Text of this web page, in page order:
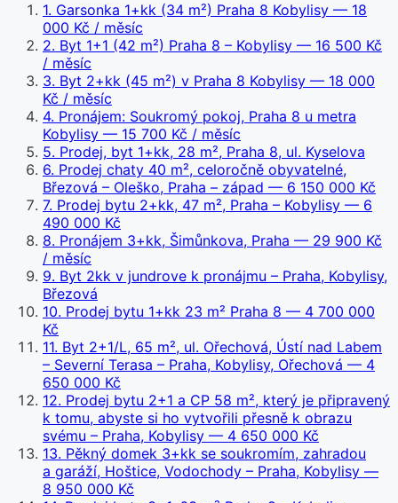
1. Garsonka 1+kk (34 m²) Praha 8 Kobylisy — 18
000 Kč / měsíc
2. Byt 1+1 (42 m²) Praha 8 – Kobylisy — 16 500 Kč
/ měsíc
3. Byt 2+kk (45 m²) v Praha 8 Kobylisy — 18 000
Kč / měsíc
4. Pronájem: Soukromý pokoj, Praha 8 u metra
Kobylisy — 15 700 Kč / měsíc
5. Prodej, byt 1+kk, 28 m², Praha 8, ul. Kyselova
6. Prodej chaty 40 m², celoročně obyvatelné,
Březová – Oleško, Praha – západ — 6 150 000 Kč
7. Prodej bytu 2+kk, 47 m², Praha – Kobylisy — 6
490 000 Kč
8. Pronájem 3+kk, Šimůnkova, Praha — 29 900 Kč
/ měsíc
9. Byt 2kk v jundrove k pronájmu – Praha, Kobylisy,
Březová
10. Prodej bytu 1+kk 23 m² Praha 8 — 4 700 000
Kč
11. Byt 2+1/L, 65 m², ul. Ořechová, Ústí nad Labem
– Severní Terasa – Praha, Kobylisy, Ořechová — 4
650 000 Kč
12. Prodej bytu 2+1 a CP 58 m², který je připravený
k tomu, abyste si ho vytvořili přesně k obrazu
svému – Praha, Kobylisy — 4 650 000 Kč
13. Pěkný domek 3+kk se soukromím, zahradou
a garáží, Hoštice, Vodochody – Praha, Kobylisy —
8 950 000 Kč